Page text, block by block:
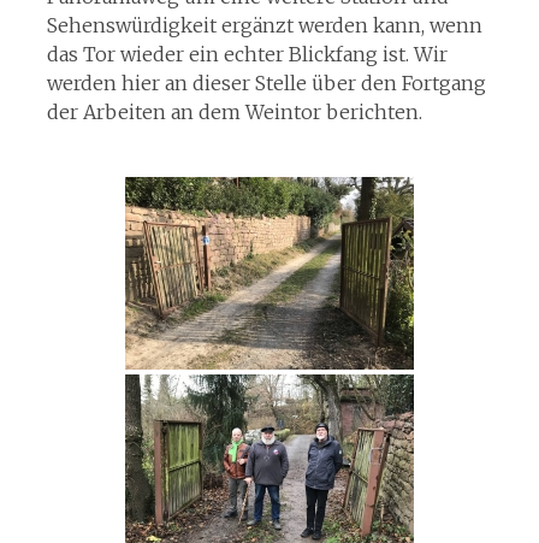
Sehenswürdigkeit ergänzt werden kann, wenn
das Tor wieder ein echter Blickfang ist. Wir
werden hier an dieser Stelle über den Fortgang
der Arbeiten an dem Weintor berichten.